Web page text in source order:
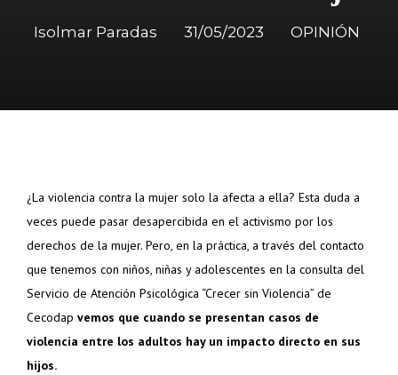
Isolmar Paradas 31/05/2023 OPINIÓN
¿La violencia contra la mujer solo la afecta a ella? Esta duda a
veces puede pasar desapercibida en el activismo por los
derechos de la mujer. Pero, en la práctica, a través del contacto
que tenemos con niños, niñas y adolescentes en la consulta del
Servicio de Atención Psicológica “Crecer sin Violencia” de
Cecodap vemos que cuando se presentan casos de
violencia entre los adultos hay un impacto directo en sus
hijos.